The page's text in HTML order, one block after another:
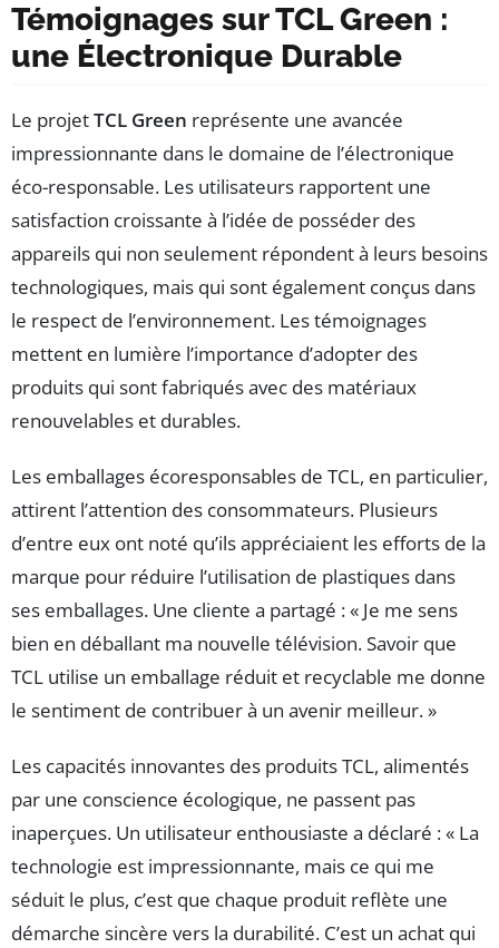
Témoignages sur TCL Green :
une Électronique Durable
Le projetTCL Green représente une avancée
impressionnante dans le domaine de l’électronique
éco-responsable. Les utilisateurs rapportent une
satisfaction croissante à l’idée de posséder des
appareils qui non seulement répondent à leurs besoins
technologiques, mais qui sont également conçus dans
le respect de l’environnement. Les témoignages
mettent en lumière l’importance d’adopter des
produits qui sont fabriqués avec des matériaux
renouvelables et durables.
Les emballages écoresponsables de TCL, en particulier,
attirent l’attention des consommateurs. Plusieurs
d’entre eux ont noté qu’ils appréciaient les efforts de la
marque pour réduire l’utilisation de plastiques dans
ses emballages. Une cliente a partagé : « Je me sens
bien en déballant ma nouvelle télévision. Savoir que
TCL utilise un emballage réduit et recyclable me donne
le sentiment de contribuer à un avenir meilleur. »
Les capacités innovantes des produits TCL, alimentés
par une conscience écologique, ne passent pas
inaperçues. Un utilisateur enthousiaste a déclaré : « La
technologie est impressionnante, mais ce qui me
séduit le plus, c’est que chaque produit reflète une
démarche sincère vers la durabilité. C’est un achat qui